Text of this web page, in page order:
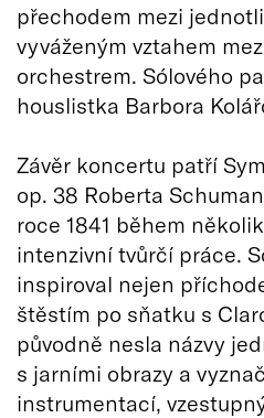
přechodem mezi
vyváženým vztahem
orchestrem. Sólového
houslistka Barbora
Závěr koncertu patří
op. 38 Roberta
roce 1841 během
intenzivní tvůrčí práce.
inspiroval nejen
štěstím po sňatku s
původně nesla názvy
s jarními obrazy a
instrumentací,